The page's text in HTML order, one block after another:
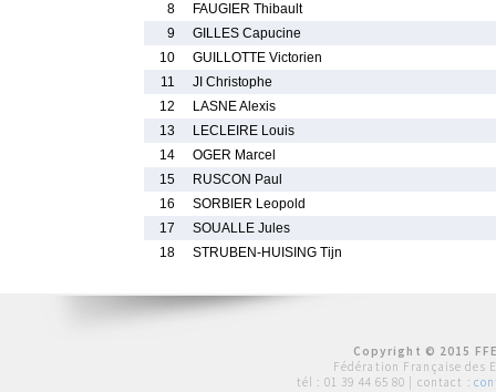
8
FAUGIER Thibault
9
GILLES Capucine
10
GUILLOTTE Victorien
11
JI Christophe
12
LASNE Alexis
13
LECLEIRE Louis
14
OGER Marcel
15
RUSCON Paul
16
SORBIER Leopold
17
SOUALLE Jules
18
STRUBEN-HUISING Tijn
Copyright © 2015
Fédération Française des
tél : 01 39 44 65 80 | contact :